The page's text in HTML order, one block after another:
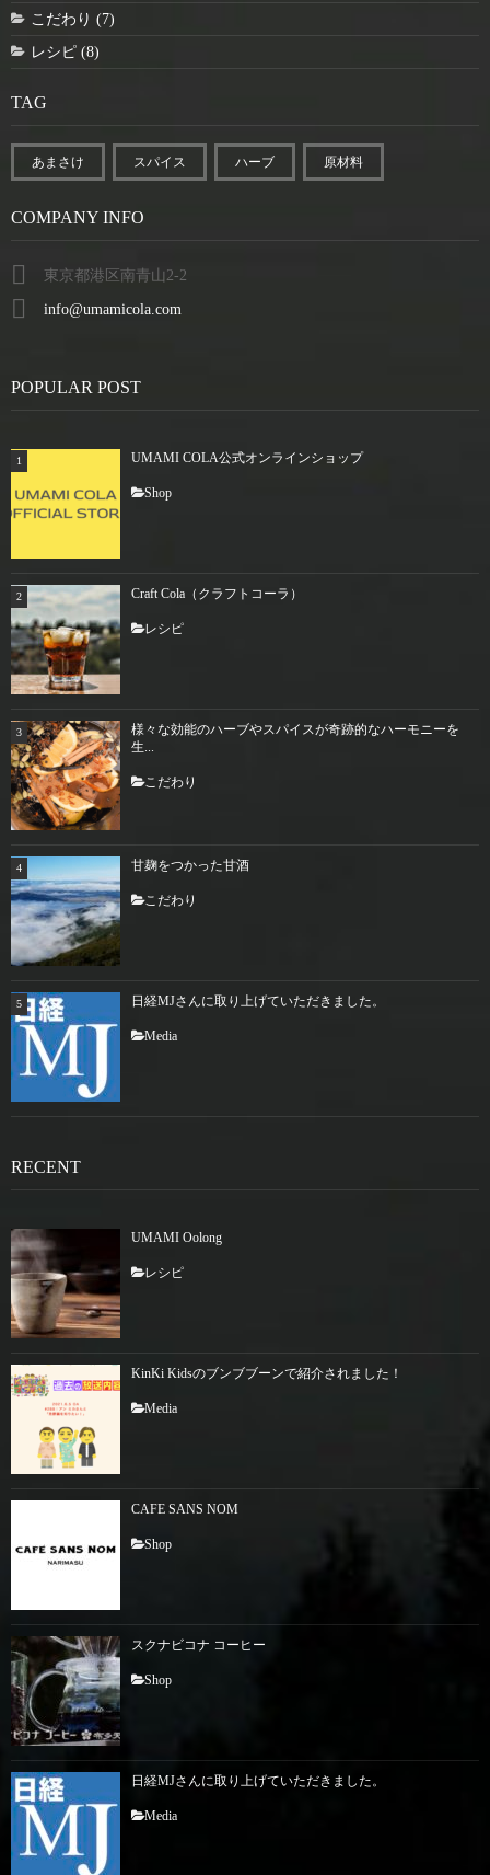
こだわり (7)
レシピ (8)
TAG
あまさけ スパイス ハーブ 原材料
COMPANY INFO
東京都港区南青山2-2
info@umamicola.com
POPULAR POST
UMAMI COLA公式オンラインショップ
Shop
Craft Cola（クラフトコーラ）
レシピ
様々な効能のハーブやスパイスが奇跡的なハーモニーを
生...
こだわり
甘麹をつかった甘酒
こだわり
日経MJさんに取り上げていただきました。
Media
RECENT
UMAMI Oolong
レシピ
KinKi Kidsのブンブブーンで紹介されました！
Media
CAFE SANS NOM
Shop
スクナビコナ コーヒー
Shop
日経MJさんに取り上げていただきました。
Media